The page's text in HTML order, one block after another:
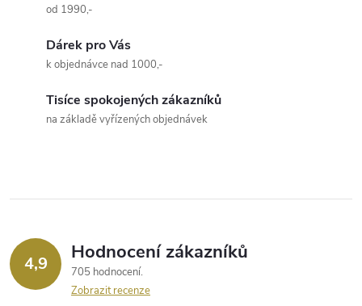
í
r
v
od 1990,-
Dárek pro Vás
k objednávce nad 1000,-
Tisíce spokojených zákazníků
na základě vyřízených objednávek
4,9 Hodnocení zákazníků
705 hodnocení
Zobrazit recenze